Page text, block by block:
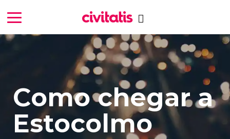
Como chegar a
Estocolmo